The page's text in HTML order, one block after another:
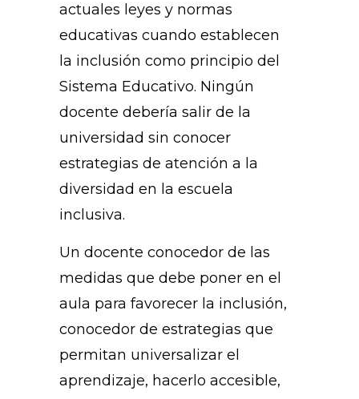
actuales leyes y normas
educativas cuando establecen
la inclusión como principio del
Sistema Educativo. Ningún
docente debería salir de la
universidad sin conocer
estrategias de atención a la
diversidad en la escuela
inclusiva.
Un docente conocedor de las
medidas que debe poner en el
aula para favorecer la inclusión,
conocedor de estrategias que
permitan universalizar el
aprendizaje, hacerlo accesible,